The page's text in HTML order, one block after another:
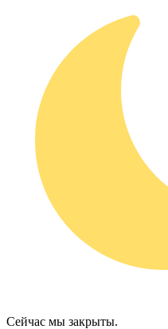
Сейчас мы закрыты.